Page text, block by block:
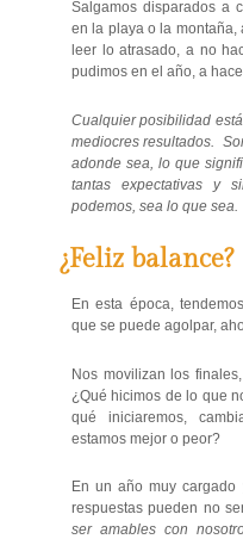
Salgamos disparados a
en la playa o la montaña,
leer lo atrasado, a no
pudimos en el año, a
Cualquier posibilidad
mediocres resultados.
adonde sea, lo que
tantas expectativas y
podemos, sea lo que sea.
¿Feliz balance?
En esta época,
que se puede agolpar,
Nos movilizan los
¿Qué hicimos de lo que
qué iniciaremos,
estamos mejor o peor?
En un año muy
respuestas pueden no
ser amables con